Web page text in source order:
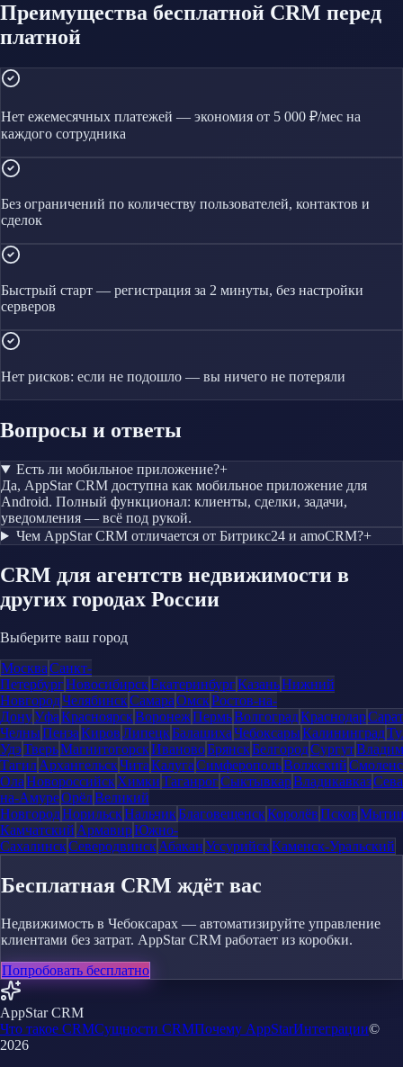
Преимущества бесплатной CRM перед
платной
Нет ежемесячных платежей — экономия от 5 000 ₽/мес на
каждого сотрудника
Без ограничений по количеству пользователей, контактов и
сделок
Быстрый старт — регистрация за 2 минуты, без настройки
серверов
Нет рисков: если не подошло — вы ничего не потеряли
Вопросы и ответы
Есть ли мобильное приложение?+
Да, AppStar CRM доступна как мобильное приложение для
Android. Полный функционал: клиенты, сделки, задачи,
уведомления — всё под рукой.
Чем AppStar CRM отличается от Битрикс24 и amoCRM?+
CRM для агентств недвижимости в
других городах России
Выберите ваш город
МоскваСанкт-
ПетербургНовосибирскЕкатеринбургКазаньНижний
НовгородЧелябинскСамараОмскРостов-на-
ДонуУфаКрасноярскВоронежПермьВолгоградКраснодар
ЧелныПензаКировЛипецкБалашихаЧебоксарыКалининград
УдэТверьМагнитогорскИвановоБрянскБелгородСургут
ТагилАрхангельскЧитаКалугаСимферопольВолжский
ОлаНовороссийскХимкиТаганрогСыктывкарВладикавказ
на-АмуреОрёлВеликий
НовгородНорильскНальчикБлаговещенскКоролёвПсков
Камчатский АрмавирЮжно-
СахалинскСеверодвинскАбаканУссурийскКаменск-Уральский
Бесплатная CRM ждёт вас
Недвижимость в Чебоксарах — автоматизируйте управление
клиентами без затрат. AppStar CRM работает из коробки.
Попробовать бесплатно
AppStar CRM
Что такое CRMСущности CRMПочему AppStarИнтеграции©
2026